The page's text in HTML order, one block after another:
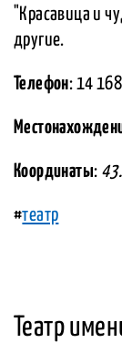
"Красавица и
другие.
Телефон: 14
Координаты:
#театр
Театр